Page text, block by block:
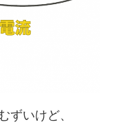
ずいけど、